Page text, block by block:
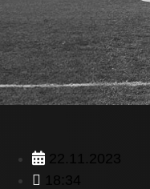
22.11.2023
18:34